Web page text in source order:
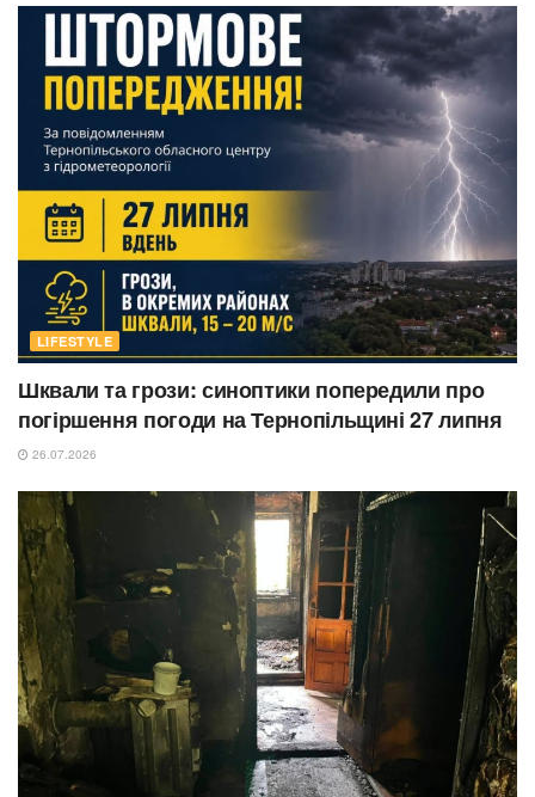
LIFESTYLE
Шквали та грози: синоптики попередили про
погіршення погоди на Тернопільщині 27 липня
26.07.2026